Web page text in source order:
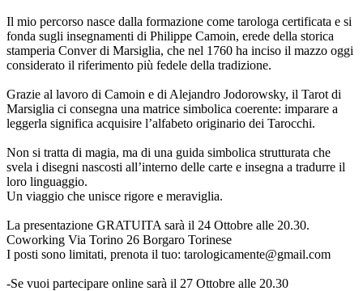
Il mio percorso nasce dalla formazione come tarologa certificata e si
fonda sugli insegnamenti di Philippe Camoin, erede della storica
stamperia Conver di Marsiglia, che nel 1760 ha inciso il mazzo oggi
considerato il riferimento più fedele della tradizione.
Grazie al lavoro di Camoin e di Alejandro Jodorowsky, il Tarot di
Marsiglia ci consegna una matrice simbolica coerente: imparare a
leggerla significa acquisire l’alfabeto originario dei Tarocchi.
Non si tratta di magia, ma di una guida simbolica strutturata che
svela i disegni nascosti all’interno delle carte e insegna a tradurre il
loro linguaggio.
Un viaggio che unisce rigore e meraviglia.
La presentazione GRATUITA sarà il 24 Ottobre alle 20.30.
Coworking Via Torino 26 Borgaro Torinese
I posti sono limitati, prenota il tuo: tarologicamente@gmail.com
-Se vuoi partecipare online sarà il 27 Ottobre alle 20.30